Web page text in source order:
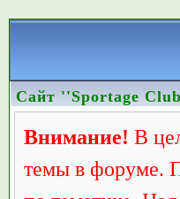
Сайт ''Sportage
Внимание! В
темы в форуме.